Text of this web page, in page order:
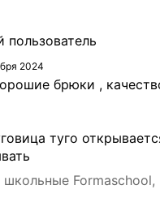
2024
брюки ,
туго
Formaschool,